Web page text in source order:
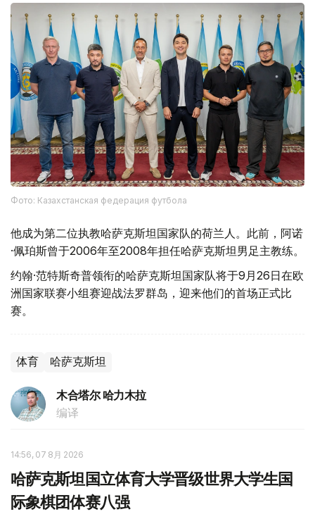
Фото: Казахстанская федерация футбола
他成为第二位执教哈萨克斯坦国家队的荷兰人。此前，阿诺
·佩珀斯曾于2006年至2008年担任哈萨克斯坦男足主教练。
约翰·范特斯奇普领衔的哈萨克斯坦国家队将于9月26日在欧
洲国家联赛小组赛迎战法罗群岛，迎来他们的首场正式比
赛。
体育 哈萨克斯坦
木合塔尔 哈力木拉
编译
14:56, 07 8月 2026
哈萨克斯坦国立体育大学晋级世界大学生国
际象棋团体赛八强